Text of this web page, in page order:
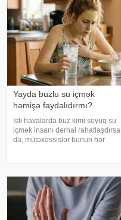
araşdırma zamanı son 45 i
Yayda buzlu su içmək
həmişə faydalıdırmı?
İsti havalarda buz kimi soyuq su
içmək insanı dərhal rahatlaşdırsa
da, mütəxəssislər bunun hər
insanın kifayət qədə